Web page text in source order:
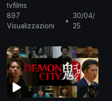
tvfilms
897
Visualizzazioni
•
30/04/
25